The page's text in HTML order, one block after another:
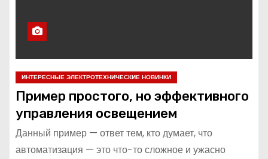
ИНТЕРЕСНЫЕ ЭЛЕКТРОТЕХНИЧЕСКИЕ НОВИНКИ
Пример простого, но эффективного
управления освещением
Данный пример — ответ тем, кто думает, что
автоматизация — это что-то сложное и ужасно